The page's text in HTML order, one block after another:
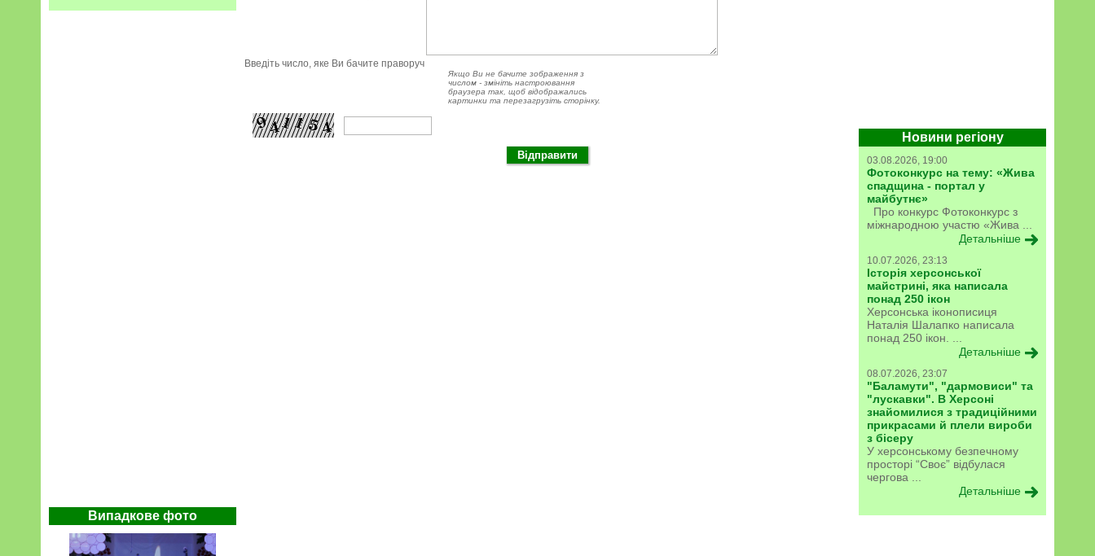
Випадкове фото
Новини регіону
03.08.2026, 19:00
Фотоконкурс на тему: «Жива
спадщина - портал у
майбутнє»
Про конкурс Фотоконкурс з
міжнародною участю «Жива ...
Детальніше
10.07.2026, 23:13
Історія херсонської
майстрині, яка написала
понад 250 ікон
Херсонська іконописиця
Наталія Шалапко написала
понад 250 ікон. ...
Детальніше
08.07.2026, 23:07
"Баламути", "дармовиси" та
"лускавки". В Херсоні
знайомилися з традиційними
прикрасами й плели вироби
з бісеру
У херсонському безпечному
просторі “Своє” відбулася
чергова ...
Детальніше
Введіть число, яке Ви бачите праворуч
Якщо Ви не бачите зображення з
числом - змініть настроювання
браузера так, щоб відображались
картинки та перезагрузіть сторінку.